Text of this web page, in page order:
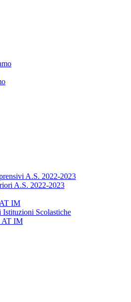
A.S. 2022-2023
A.S. 2022-2023
IM
Scolastiche
AT IM